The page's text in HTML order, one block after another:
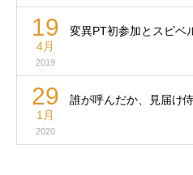
19
4月
2019
変異PT初参加とスピベ
29
1月
2020
誰が呼んだか、見届け侍